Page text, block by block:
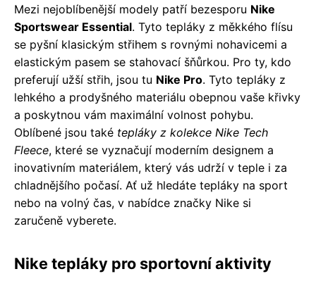
Mezi nejoblíbenější modely patří bezesporu Nike
Sportswear Essential. Tyto tepláky z měkkého flísu
se pyšní klasickým střihem s rovnými nohavicemi a
elastickým pasem se stahovací šňůrkou. Pro ty, kdo
preferují užší střih, jsou tu Nike Pro. Tyto tepláky z
lehkého a prodyšného materiálu obepnou vaše křivky
a poskytnou vám maximální volnost pohybu.
Oblíbené jsou také tepláky z kolekce Nike Tech
Fleece, které se vyznačují moderním designem a
inovativním materiálem, který vás udrží v teple i za
chladnějšího počasí. Ať už hledáte tepláky na sport
nebo na volný čas, v nabídce značky Nike si
zaručeně vyberete.
Nike tepláky pro sportovní aktivity